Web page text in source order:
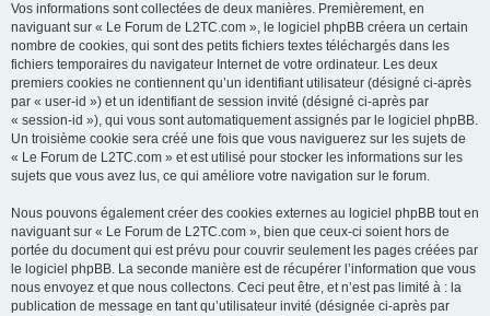
Vos informations sont collectées de deux manières. Premièrement, en
naviguant sur « Le Forum de L2TC.com », le logiciel phpBB créera un certain
nombre de cookies, qui sont des petits fichiers textes téléchargés dans les
fichiers temporaires du navigateur Internet de votre ordinateur. Les deux
premiers cookies ne contiennent qu’un identifiant utilisateur (désigné ci-après
par « user-id ») et un identifiant de session invité (désigné ci-après par
« session-id »), qui vous sont automatiquement assignés par le logiciel phpBB.
Un troisième cookie sera créé une fois que vous naviguerez sur les sujets de
« Le Forum de L2TC.com » et est utilisé pour stocker les informations sur les
sujets que vous avez lus, ce qui améliore votre navigation sur le forum.
Nous pouvons également créer des cookies externes au logiciel phpBB tout en
naviguant sur « Le Forum de L2TC.com », bien que ceux-ci soient hors de
portée du document qui est prévu pour couvrir seulement les pages créées par
le logiciel phpBB. La seconde manière est de récupérer l’information que vous
nous envoyez et que nous collectons. Ceci peut être, et n’est pas limité à : la
publication de message en tant qu’utilisateur invité (désignée ci-après par